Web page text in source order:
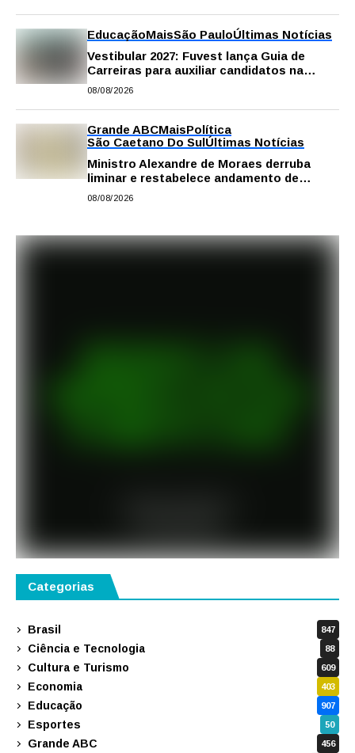
EducaçãoMaisSão PauloÚltimas Notícias
Vestibular 2027: Fuvest lança Guia de
Carreiras para auxiliar candidatos na
escolha da profissão
08/08/2026
Grande ABCMaisPolítica
São Caetano Do SulÚltimas Notícias
Ministro Alexandre de Moraes derruba
liminar e restabelece andamento de
comissão processante contra vereador
08/08/2026
Categorias
Brasil 847
Ciência e Tecnologia 88
Cultura e Turismo 609
Economia 403
Educação 907
Esportes 50
Grande ABC 456